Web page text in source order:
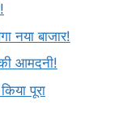
नया बाजार!
आमदनी!
पूरा